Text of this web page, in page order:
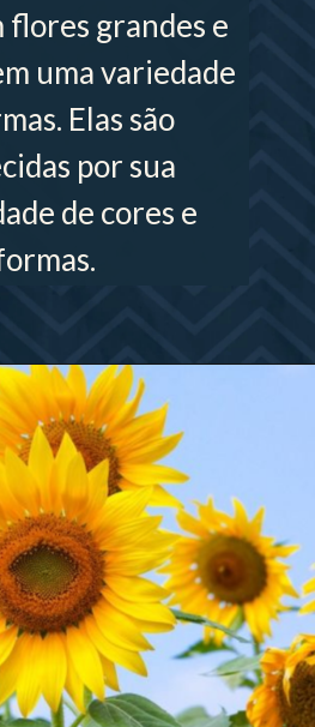
flores grandes e
uma variedade
Elas são
por sua
de cores e